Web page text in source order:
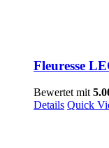
Fleuresse
Bewertet mit
Details Quick